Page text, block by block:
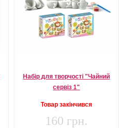
Набір для творчості "Чайний
сервіз 1"
Товар закінчився
160 грн.